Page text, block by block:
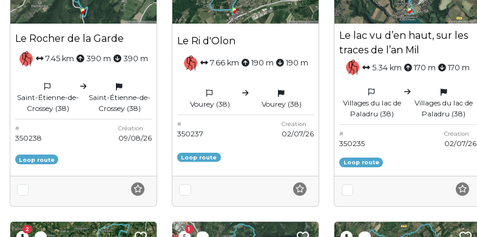
Le Rocher de la Garde
7.45 km 390 m 390 m
Saint-Étienne-de-
Crossey (38)
Saint-Étienne-de-
Crossey (38)
#
350238
Création
09/08/26
Loop route
Le Ri d'Olon
7.66 km 190 m 190 m
Vourey (38) Vourey (38)
#
350237
Création
02/07/26
Loop route
Le lac vu d’en haut, sur les
traces de l’an Mil
5.34 km 170 m 170 m
Villages du lac de
Paladru (38)
Villages du lac de
Paladru (38)
#
350235
Création
02/07/26
Loop route
2 1